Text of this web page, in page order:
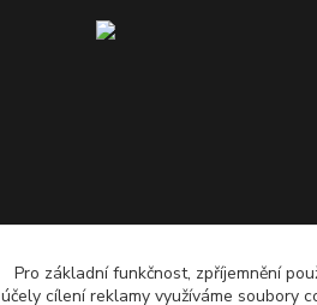
Pro základní funkčnost, zpříjemnění
účely cílení reklamy využíváme soubory